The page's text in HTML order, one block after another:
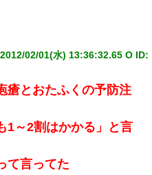
2012/02/01(水) 13:36:32.65 O ID:
瘡とおたふくの予防注
1～2割はかかる」と言
て言ってた